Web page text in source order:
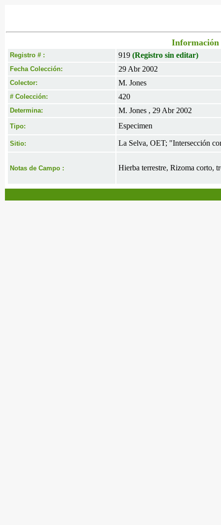
Información
Registro # : 919 (Registro sin editar)
Fecha Colección: 29 Abr 2002
Colector: M. Jones
# Colección: 420
Determina: M. Jones , 29 Abr 2002
Tipo: Especimen
Sitio: La Selva, OET; "Intersección
Notas de Campo : Hierba terrestre, Rizoma corto,